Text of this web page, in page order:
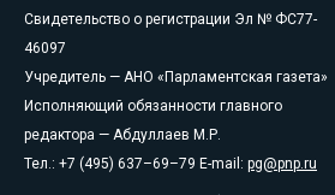
Свидетельство о регистрации Эл № ФС77-
46097
Учредитель — АНО «Парламентская газета»
Исполняющий обязанности главного
редактора — Абдуллаев М.Р.
Тел.: +7 (495) 637–69–79 E-mail: pg@pnp.ru